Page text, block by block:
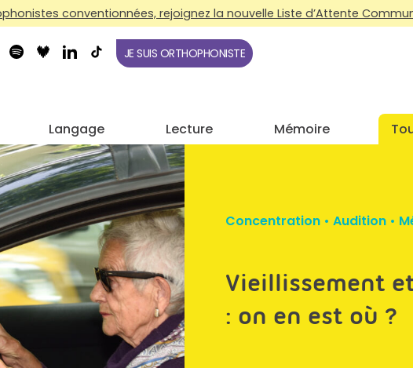
conventionnées, rejoignez la nouvelle Liste d’Attente
JE SUIS ORTHOPHONISTE
Langage Lecture Mémoire
Concentration• Audition•
Vieillissement
: on en est où ?